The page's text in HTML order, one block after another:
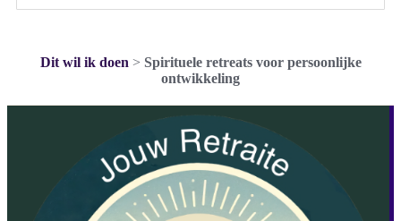
Dit wil ik doen > Spirituele retreats voor persoonlijke
ontwikkeling